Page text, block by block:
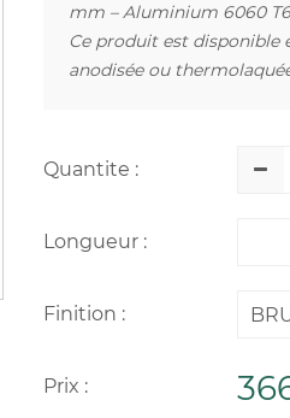
mm – Aluminium 6060
Ce produit est disponible
anodisée ou
Quantite :
Longueur :
Finition :
Prix :